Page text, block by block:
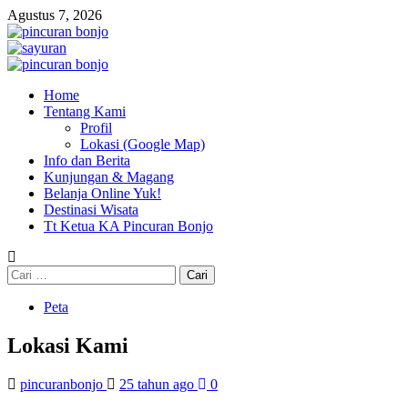
Agustus 7, 2026
Home
Tentang Kami
Profil
Lokasi (Google Map)
Info dan Berita
Kunjungan & Magang
Belanja Online Yuk!
Destinasi Wisata
Tt Ketua KA Pincuran Bonjo
Peta
Lokasi Kami
pincuranbonjo 25 tahun ago 0